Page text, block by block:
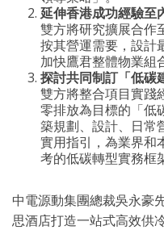
延伸香港成功經驗至
雙方將研究擴展合作
按其營運需要，設計
加快鷹君整體物業組
探討共同制訂「低碳
雙方將整合項目實踐
零排放為目標的「低
築規劃、設計、日常
實用指引，為業界和
考的低碳轉型實務框
中電源動集團總裁吳永豪
思酒店打造一站式高效供